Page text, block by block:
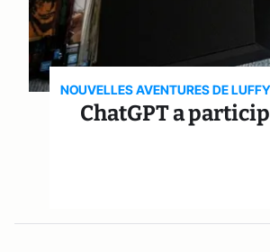
NOUVELLES AVENTURES DE LUFFY
ChatGPT a